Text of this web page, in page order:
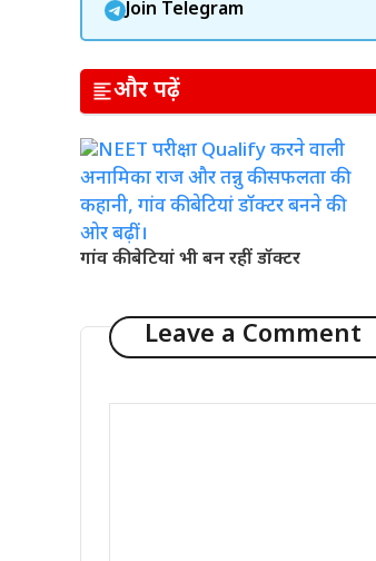
Join Telegram
और पढ़ें
गांव की बेटियां भी बन रहीं डॉक्टर
Leave a Comment